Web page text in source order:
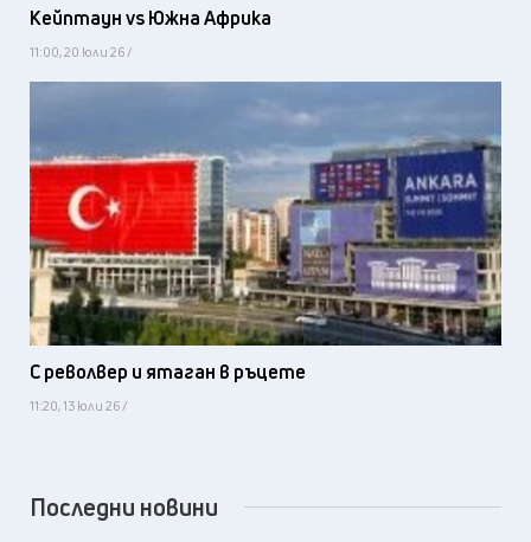
Кейптаун vs Южна Африка
11:00, 20 юли 26 /
С револвер и ятаган в ръцете
11:20, 13 юли 26 /
Последни новини